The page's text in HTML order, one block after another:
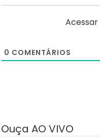
0 COMENTÁRIOS
Ouça AO VIVO